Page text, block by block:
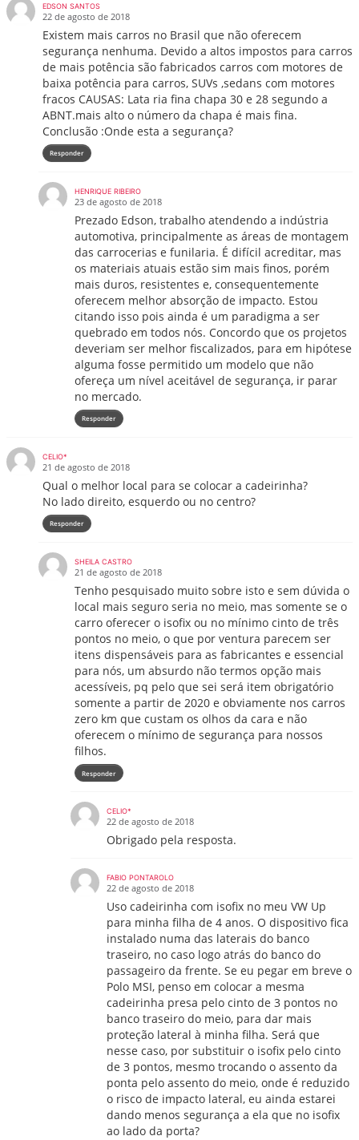
EDSON SANTOS
22 de agosto de 2018
Existem mais carros no Brasil que não oferecem
segurança nenhuma. Devido a altos impostos para carros
de mais potência são fabricados carros com motores de
baixa potência para carros, SUVs ,sedans com motores
fracos CAUSAS: Lata ria fina chapa 30 e 28 segundo a
ABNT.mais alto o número da chapa é mais fina.
Conclusão :Onde esta a segurança?
Responder
HENRIQUE RIBEIRO
23 de agosto de 2018
Prezado Edson, trabalho atendendo a indústria
automotiva, principalmente as áreas de montagem
das carrocerias e funilaria. É difícil acreditar, mas
os materiais atuais estão sim mais finos, porém
mais duros, resistentes e, consequentemente
oferecem melhor absorção de impacto. Estou
citando isso pois ainda é um paradigma a ser
quebrado em todos nós. Concordo que os projetos
deveriam ser melhor fiscalizados, para em hipótese
alguma fosse permitido um modelo que não
ofereça um nível aceitável de segurança, ir parar
no mercado.
Responder
CELIO*
21 de agosto de 2018
Qual o melhor local para se colocar a cadeirinha?
No lado direito, esquerdo ou no centro?
Responder
SHEILA CASTRO
21 de agosto de 2018
Tenho pesquisado muito sobre isto e sem dúvida o
local mais seguro seria no meio, mas somente se o
carro oferecer o isofix ou no mínimo cinto de três
pontos no meio, o que por ventura parecem ser
itens dispensáveis para as fabricantes e essencial
para nós, um absurdo não termos opção mais
acessíveis, pq pelo que sei será item obrigatório
somente a partir de 2020 e obviamente nos carros
zero km que custam os olhos da cara e não
oferecem o mínimo de segurança para nossos
filhos.
Responder
CELIO*
22 de agosto de 2018
Obrigado pela resposta.
FABIO PONTAROLO
22 de agosto de 2018
Uso cadeirinha com isofix no meu VW Up
para minha filha de 4 anos. O dispositivo fica
instalado numa das laterais do banco
traseiro, no caso logo atrás do banco do
passageiro da frente. Se eu pegar em breve o
Polo MSI, penso em colocar a mesma
cadeirinha presa pelo cinto de 3 pontos no
banco traseiro do meio, para dar mais
proteção lateral à minha filha. Será que
nesse caso, por substituir o isofix pelo cinto
de 3 pontos, mesmo trocando o assento da
ponta pelo assento do meio, onde é reduzido
o risco de impacto lateral, eu ainda estarei
dando menos segurança a ela que no isofix
ao lado da porta?